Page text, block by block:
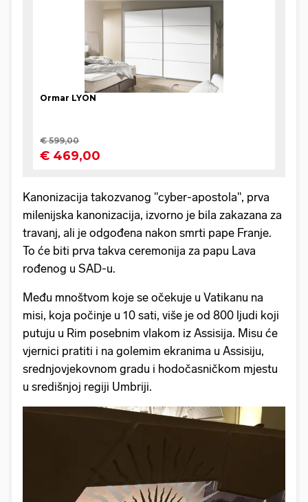
Kanonizacija takozvanog "cyber-apostola", prva
milenijska kanonizacija, izvorno je bila zakazana za
travanj, ali je odgođena nakon smrti pape Franje.
To će biti prva takva ceremonija za papu Lava
rođenog u SAD-u.
Među mnoštvom koje se očekuje u Vatikanu na
misi, koja počinje u 10 sati, više je od 800 ljudi koji
putuju u Rim posebnim vlakom iz Assisija. Misu će
vjernici pratiti i na golemim ekranima u Assisiju,
srednjovjekovnom gradu i hodočasničkom mjestu
u središnjoj regiji Umbriji.